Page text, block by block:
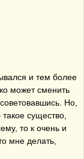
и тем более
может сменить
Но,
существо,
то к очень и
мне делать,